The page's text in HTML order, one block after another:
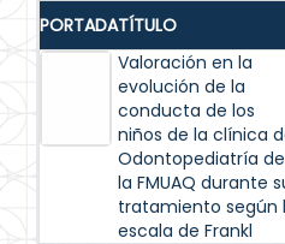
PORTADATÍTULO
Valoración en la
evolución de la
conducta de los
niños de la clínica
Odontopediatría de
la FMUAQ durante
tratamiento según
escala de Frankl